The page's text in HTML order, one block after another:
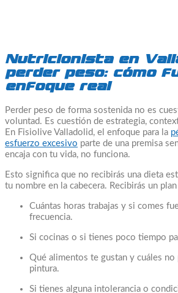
Nutricionista en
perder peso: cómo
enfoque real
Perder peso de forma sostenida no es
voluntad. Es cuestión de estrategia,
En Fisiolive Valladolid, el enfoque para la
esfuerzo excesivo parte de una premisa
encaja con tu vida, no funciona.
Esto significa que no recibirás una dieta
tu nombre en la cabecera. Recibirás un
Cuántas horas trabajas y si comes
frecuencia.
Si cocinas o si tienes poco tiempo
Qué alimentos te gustan y cuáles no
pintura.
Si tienes alguna intolerancia o